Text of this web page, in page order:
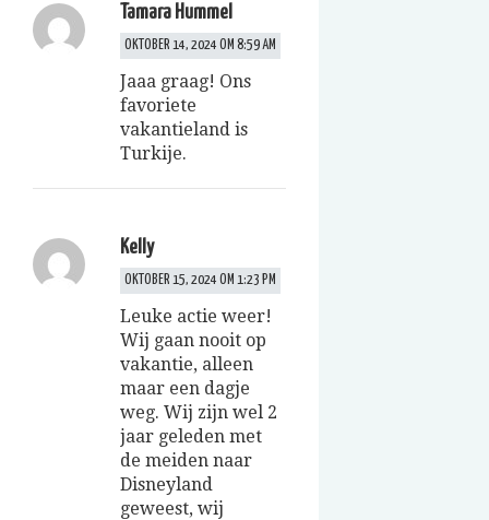
Tamara Hummel
OKTOBER 14, 2024 OM 8:59 AM
Jaaa graag! Ons
favoriete
vakantieland is
Turkije.
Kelly
OKTOBER 15, 2024 OM 1:23 PM
Leuke actie weer!
Wij gaan nooit op
vakantie, alleen
maar een dagje
weg. Wij zijn wel 2
jaar geleden met
de meiden naar
Disneyland
geweest, wij